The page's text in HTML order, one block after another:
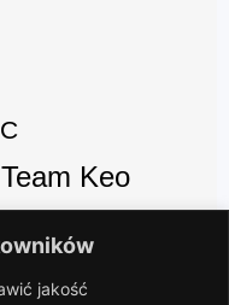
jakość
Keo